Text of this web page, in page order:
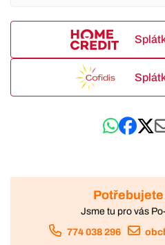
Jsme tu pro vás
774 038 296